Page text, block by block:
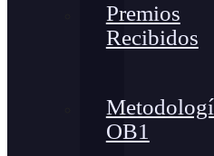
Premios
Recibidos
OB1